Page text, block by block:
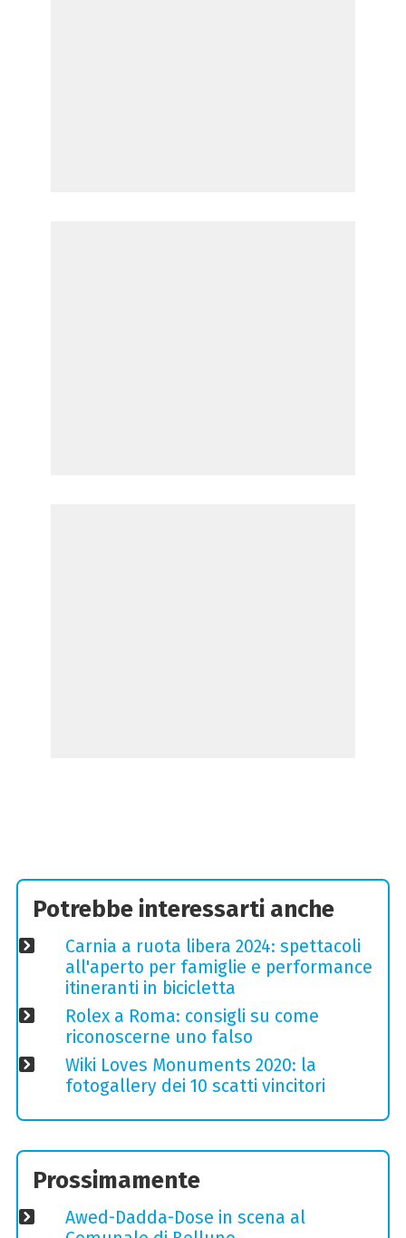
Potrebbe interessarti anche
Carnia a ruota libera 2024: spettacoli
all'aperto per famiglie e performance
itineranti in bicicletta
Rolex a Roma: consigli su come
riconoscerne uno falso
Wiki Loves Monuments 2020: la
fotogallery dei 10 scatti vincitori
Prossimamente
Awed-Dadda-Dose in scena al